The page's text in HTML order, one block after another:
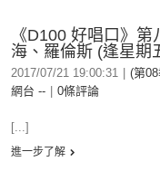
《D100 好唱口》
海、羅倫斯 (逢星期
2017/07/21 19:00:31 (第
網台 --
0條評論
[...]
進一步了解